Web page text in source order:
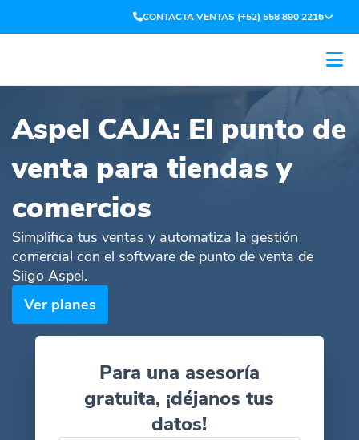
CONTACTA VENTAS (+52) 558 890 2216
Aspel CAJA: El punto de
venta para tiendas y
comercios
Simplifica tus ventas y automatiza la gestión
comercial con el software de punto de venta de
Siigo Aspel.
Ver planes
Para una asesoría
gratuita, ¡déjanos tus
datos!